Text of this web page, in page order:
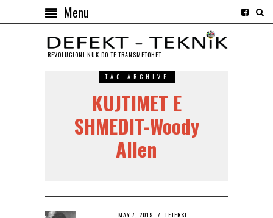
Menu
REVOLUCIONI NUK DO TЁ TRANSMETOHET
TAG ARCHIVE
KUJTIMET E
SHMEDIT-Woody
Allen
MAY 7, 2019 LETËRSI